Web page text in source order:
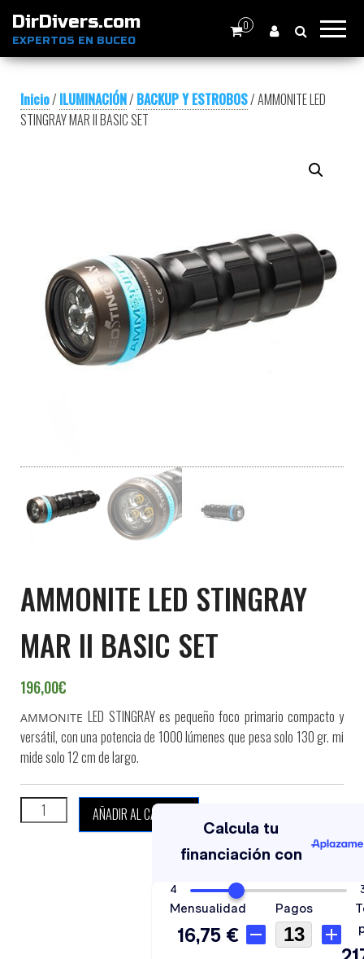
DirDivers.com
EXPERTOS EN BUCEO
0
Inicio/ ILUMINACIÓN/ BACKUP Y ESTROBOS/ AMMONITE LED
STINGRAY MAR II BASIC SET
AMMONITE LED STINGRAY
MAR II BASIC SET
196,00€
AMMONITE LED STINGRAY es pequeño foco primario compacto y
versátil, con una potencia de 1000 lúmenes que pesa solo 130 gr. mi
mide solo 12 cm de largo.
AMMONITE LED STINGRAY MAR II BASIC SET cantidad
AÑADIR AL CARRITO